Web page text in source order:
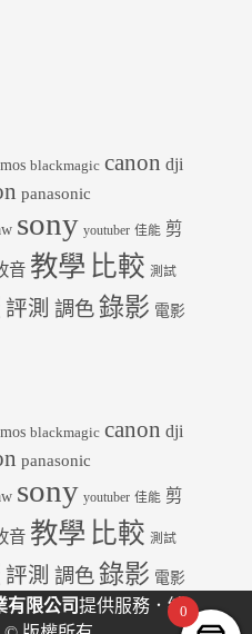
blackmagic canon dji
panasonic
sony youtuber 佳能 剪
音 教學 比較 測試
評測 調色 錄影 電影
blackmagic canon dji
panasonic
sony youtuber 佳能 剪
音 教學 比較 測試
評測 調色 錄影 電影
有限公司提供服務．統0